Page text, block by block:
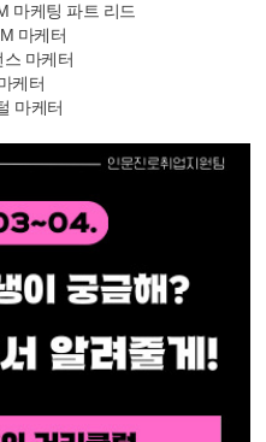
마케팅 파트 리드
마케터
마케터
케터
마케터